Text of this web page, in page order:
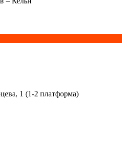
1 (1-2 платформа)